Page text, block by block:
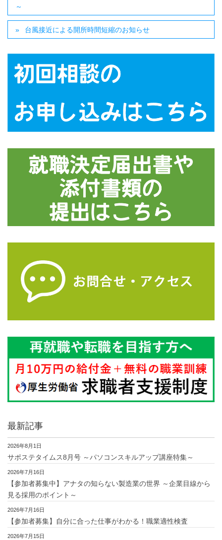
～
台風接近による開所時間短縮のお知らせ
最新記事
2026年8月1日
サポステタイムス8月号 ～パソコンスキルアップ講座特集～
2026年7月16日
【参加者募集中】アナタの知らない製造業の世界 ～企業目線から
見る採用のポイント～
2026年7月16日
【参加者募集】自分に合った仕事がわかる！職業適性検査
2026年7月15日